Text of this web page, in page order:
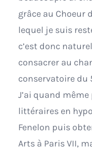
grâce au Choeur
lequel je suis
c’est donc
consacrer au
conservatoire du
J’ai quand
littéraires en
Fenelon puis
Arts à Paris VII,